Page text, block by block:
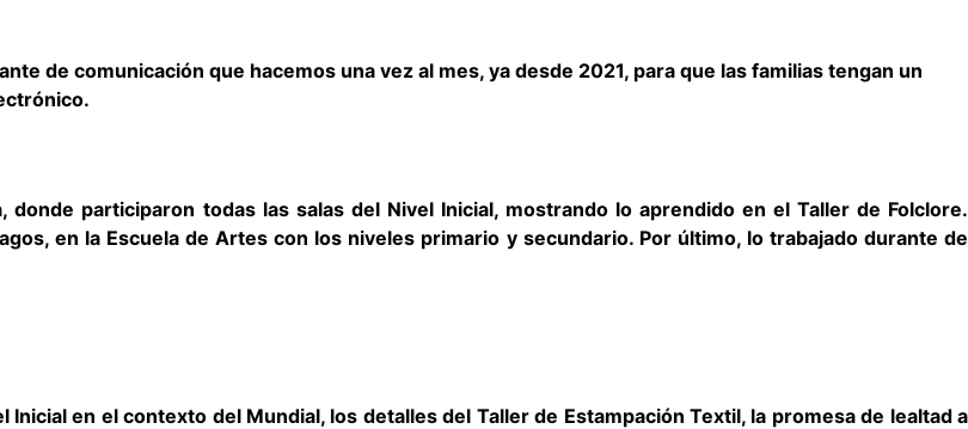
de comunicación que hacemos una vez al mes, ya desde 2021, para que las familias tengan un
participaron todas las salas del Nivel Inicial, mostrando lo aprendido en el Taller de Folclore.
en la Escuela de Artes con los niveles primario y secundario. Por último, lo trabajado durante de
en el contexto del Mundial, los detalles del Taller de Estampación Textil, la promesa de lealtad a